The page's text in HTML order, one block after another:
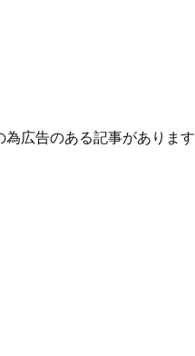
為広告のある記事があります